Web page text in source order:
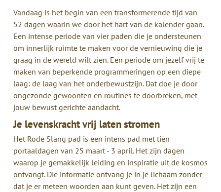
Vandaag is het begin van een transformerende tijd van
52 dagen waarin we door het hart van de kalender gaan.
Een intense periode van vier paden die je ondersteunen
om innerlijk ruimte te maken voor de vernieuwing die je
graag in de wereld wilt zien. Een periode om jezelf vrij te
maken van beperkende programmeringen op een diepe
laag: de laag van het onderbewustzijn. Dat doe je door
ongezonde gewoonten en routines te doorbreken, met
jouw bewust gerichte aandacht.
Je levenskracht vrij laten stromen
Het Rode Slang pad is een intens pad met tien
portaaldagen van 25 maart - 3 april. Het zijn dagen
waarop je gemakkelijk leiding en inspiratie uit de kosmos
ontvangt. Die informatie ontvang je in je lichaam zonder
dat je er meteen woorden aan kunt geven. Het zijn een